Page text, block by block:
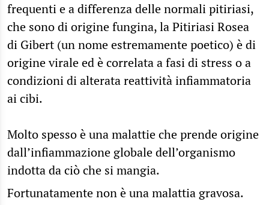
frequenti e a differenza delle normali pitiriasi,
che sono di origine fungina, la Pitiriasi Rosea
di Gibert (un nome estremamente poetico) è di
origine virale ed è correlata a fasi di stress o a
condizioni di alterata reattività infiammatoria
ai cibi.
Molto spesso è una malattie che prende origine
dall’infiammazione globale dell’organismo
indotta da ciò che si mangia.
Fortunatamente non è una malattia gravosa.